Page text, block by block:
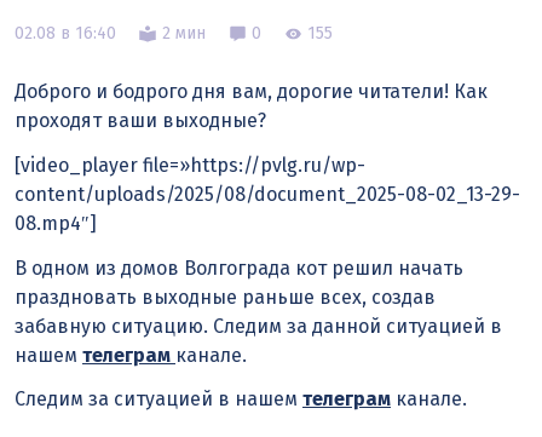
02.08 в 16:40 2 мин 0 155
Доброго и бодрого дня вам, дорогие читатели! Как
проходят ваши выходные?
[video_player file=»https://pvlg.ru/wp-
content/uploads/2025/08/document_2025-08-02_13-29-
08.mp4″]
В одном из домов Волгограда кот решил начать
праздновать выходные раньше всех, создав
забавную ситуацию. Следим за данной ситуацией в
нашем телеграм канале.
Следим за ситуацией в нашем телеграм канале.